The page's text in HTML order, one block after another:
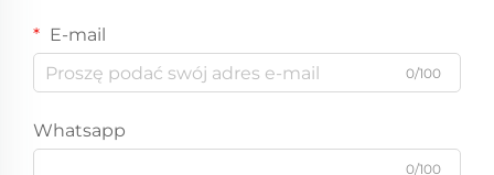
E-mail
0/100
Whatsapp
0/100